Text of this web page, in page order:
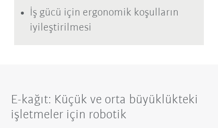
İş gücü için ergonomik koşulların
iyileştirilmesi
E-kağıt: Küçük ve orta büyüklükteki
işletmeler için robotik